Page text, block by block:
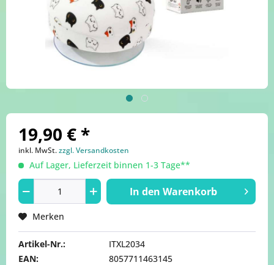
19,90 € *
inkl. MwSt.zzgl. Versandkosten
Auf Lager, Lieferzeit binnen 1-3 Tage**
In den Warenkorb
Merken
Artikel-Nr.:
ITXL2034
EAN:
8057711463145